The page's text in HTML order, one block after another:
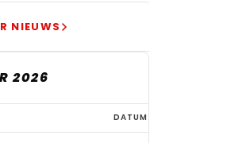
NIEUWS
2026
DATUM